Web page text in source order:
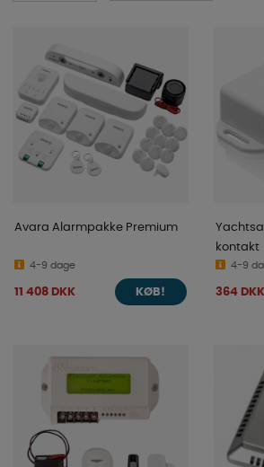
Avara Alarmpakke Premium
4-9 dage
11 408 DKK KØB!
kontakt
4-9
364 DKK